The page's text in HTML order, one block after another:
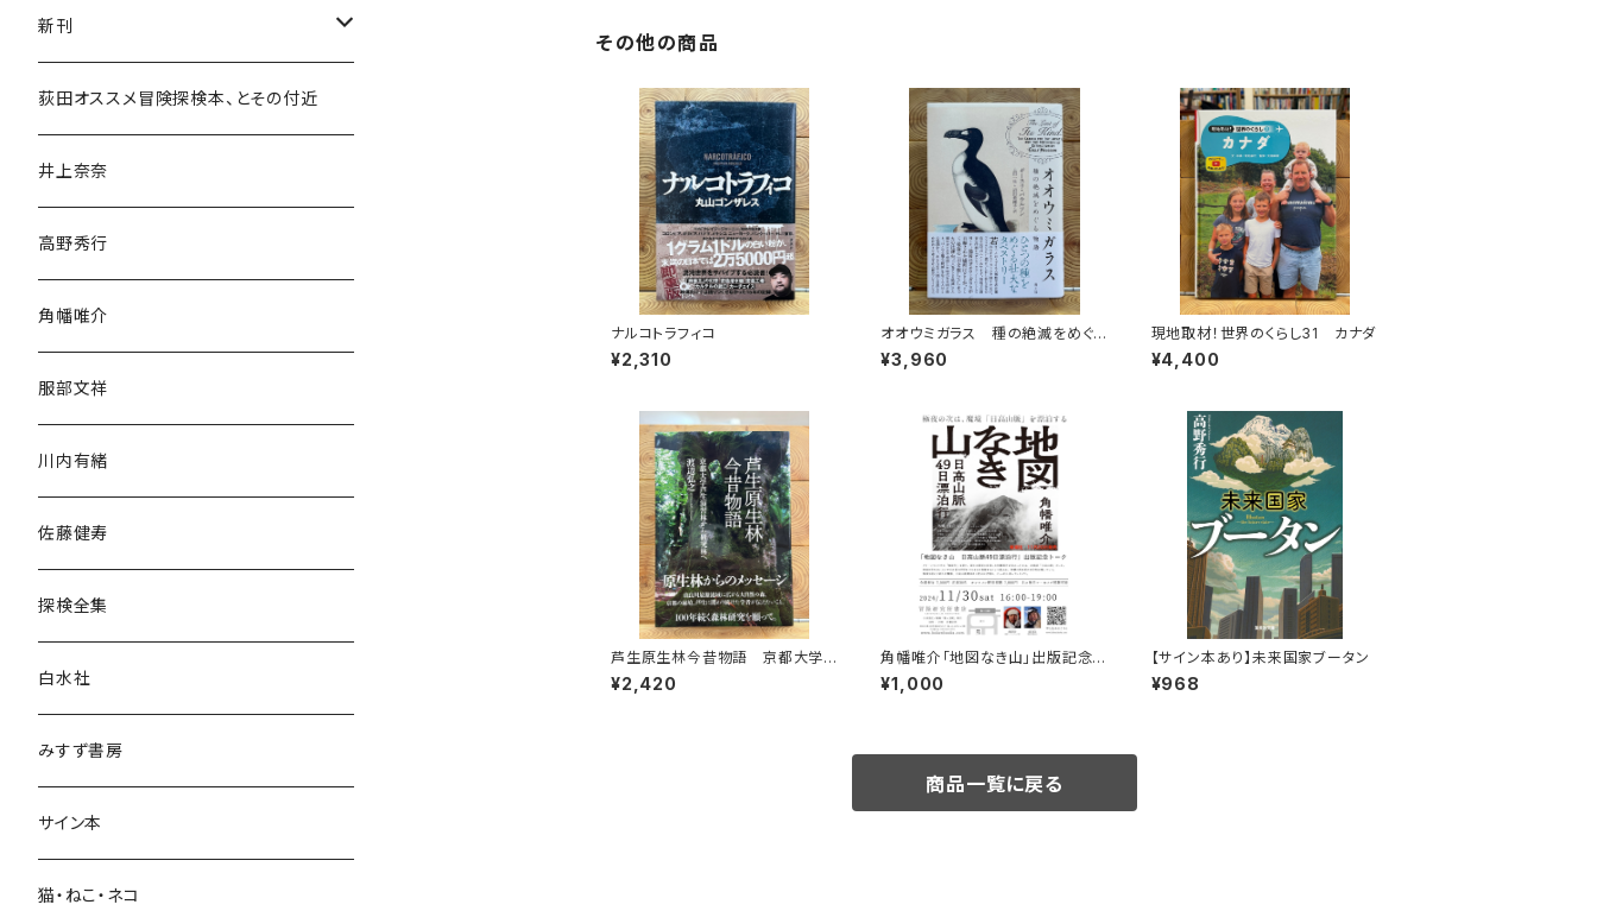
その他の商品
ナルコトラフィコ
¥2,310
オオウミガラス 種の絶滅をめぐる
物語
¥3,960
現地取材！世界のくらし31 カナダ
¥4,400
芦生原生林今昔物語 京都大学
芦生演習林から研究林へ
¥2,420
角幡唯介「地図なき山」出版記念ト
ークイベント録画視聴権
¥1,000
【サイン本あり】未来国家ブータン
¥968
商品一覧に戻る
新刊
和書
文学・小説・物語
随筆・ノンフィクション・その他
民族・風習
言語・ことば
荻田オススメ冒険探検本、とその付近
井上奈奈
高野秀行
角幡唯介
服部文祥
川内有緒
佐藤健寿
探検全集
白水社
みすず書房
サイン本
猫・ねこ・ネコ